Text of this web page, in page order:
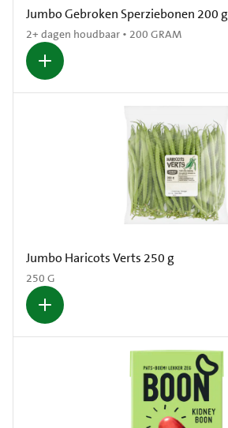
Jumbo Gebroken Sperziebonen 200 g
2+ dagen houdbaar • 200 GRAM
Jumbo Haricots Verts 250 g
250 G